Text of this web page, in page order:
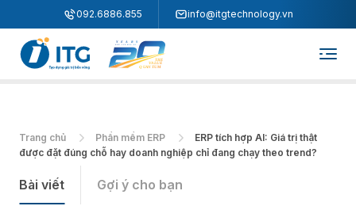
092.6886.855 info@itgtechnology.vn
Trang chủ Phần mềm ERP
ERP tích hợp AI: Giá trị thật
được đặt đúng chỗ hay doanh nghiệp chỉ đang chạy theo trend?
Bài viết Gợi ý cho bạn